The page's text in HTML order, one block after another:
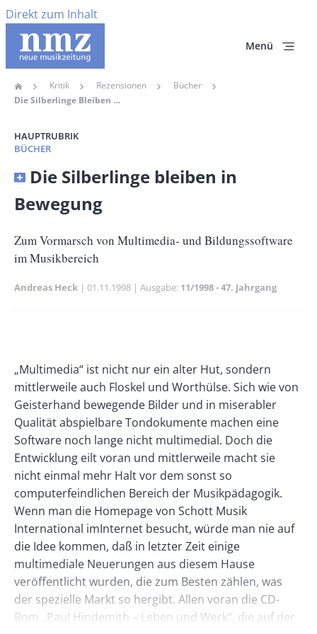
Direkt zum Inhalt
Menü
Pfadnavigation
Home Kritik Rezensionen
Bücher
Die Silberlinge Bleiben In Bewegung
HAUPTRUBRIK
BÜCHER
Banner
Size
Die Silberlinge bleiben in
Bewegung
Untertitel
Zum Vormarsch von Multimedia- und Bildungssoftware
im Musikbereich
Andreas Heck Publikationsdatum
01.11.1998 Ausgabe 11/1998 - 47. Jahrgang
Left
Rectangle
Right
Body
„Multimedia“ ist nicht nur ein alter Hut, sondern
mittlerweile auch Floskel und Worthülse. Sich wie von
Geisterhand bewegende Bilder und in miserabler
Qualität abspielbare Tondokumente machen eine
Software noch lange nicht multimedial. Doch die
Entwicklung eilt voran und mittlerweile macht sie
nicht einmal mehr Halt vor dem sonst so
computerfeindlichen Bereich der Musikpädagogik.
Wenn man die Homepage von Schott Musik
International imInternet besucht, würde man nie auf
die Idee kommen, daß in letzter Zeit einige
multimediale Neuerungen aus diesem Hause
veröffentlicht wurden, die zum Besten zählen, was
der spezielle Markt so hergibt. Allen voran die CD-
Rom „Paul Hindemith – Leben und Werk“, die auf der